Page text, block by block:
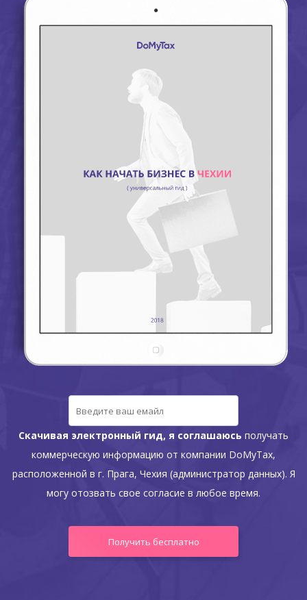
Cкачивая электронный гид, я соглашаюсь получать
коммерческую информацию от компании DoMyTax,
расположенной в г. Прага, Чехия (администратор данных). Я
могу отозвать свое согласие в любое время.
Получить бесплатно